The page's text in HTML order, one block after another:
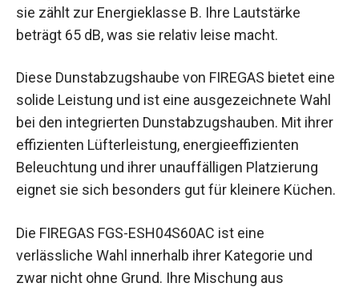
sie zählt zur Energieklasse B. Ihre Lautstärke
beträgt 65 dB, was sie relativ leise macht.
Diese Dunstabzugshaube von FIREGAS bietet eine
solide Leistung und ist eine ausgezeichnete Wahl
bei den integrierten Dunstabzugshauben. Mit ihrer
effizienten Lüfterleistung, energieeffizienten
Beleuchtung und ihrer unauffälligen Platzierung
eignet sie sich besonders gut für kleinere Küchen.
Die FIREGAS FGS-ESH04S60AC ist eine
verlässliche Wahl innerhalb ihrer Kategorie und
zwar nicht ohne Grund. Ihre Mischung aus